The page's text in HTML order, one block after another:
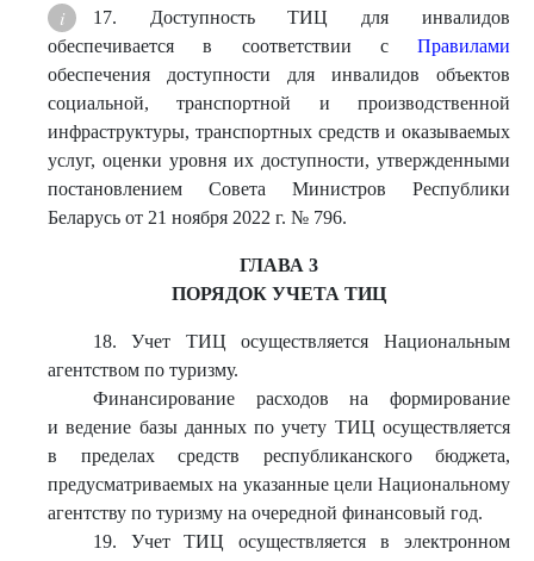
17. Доступность ТИЦ для инвалидов
обеспечивается в соответствии с Правилами
обеспечения доступности для инвалидов объектов
социальной, транспортной и производственной
инфраструктуры, транспортных средств и оказываемых
услуг, оценки уровня их доступности, утвержденными
постановлением Совета Министров Республики
Беларусь от 21 ноября 2022 г. № 796.
ГЛАВА 3
ПОРЯДОК УЧЕТА ТИЦ
18. Учет ТИЦ осуществляется Национальным
агентством по туризму.
Финансирование расходов на формирование
и ведение базы данных по учету ТИЦ осуществляется
в пределах средств республиканского бюджета,
предусматриваемых на указанные цели Национальному
агентству по туризму на очередной финансовый год.
19. Учет ТИЦ осуществляется в электронном